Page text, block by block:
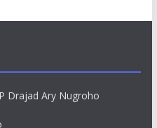
Drajad Ary Nugroho